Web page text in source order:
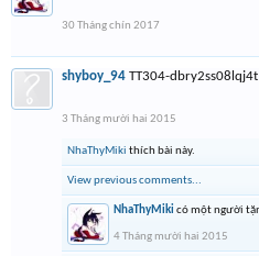
30 Tháng chín 2017
shyboy_94 TT304-dbry2ss08lqj4t
3 Tháng mười hai 2015
NhaThyMiki thích bài này.
View previous comments...
NhaThyMiki có một người
4 Tháng mười hai 2015